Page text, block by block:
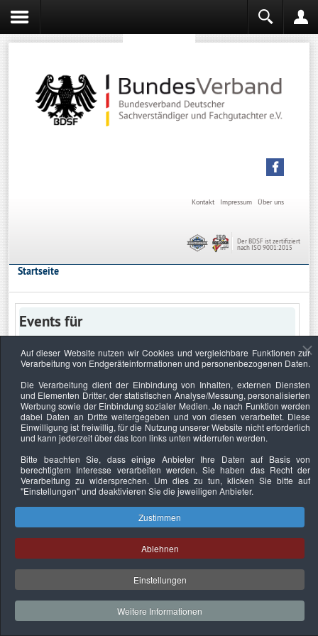
Über uns
Impressum
Kontakt
Der BDSF ist zertifiziert
nach ISO 9001:2015
Startseite
Events für
Keine Termine
Datenschutzerklärung Urheberrechtsnachweise Nachhaltigkeit
Copyright © 2026. Bundesverband Deutscher
Sachverständiger und Fachgutachter e.V..
Auf dieser Website nutzen wir Cookies und vergleichbare Funktionen zur
Verarbeitung von Endgeräteinformationen und personenbezogenen Daten.
Die Verarbeitung dient der Einbindung von Inhalten, externen Diensten
und Elementen Dritter, der statistischen Analyse/Messung, personalisierten
Werbung sowie der Einbindung sozialer Medien. Je nach Funktion werden
dabei Daten an Dritte weitergegeben und von diesen verarbeitet. Diese
Einwilligung ist freiwillig, für die Nutzung unserer Website nicht erforderlich
und kann jederzeit über das Icon links unten widerrufen werden.
Bitte beachten Sie, dass einige Anbieter Ihre Daten auf Basis von
berechtigtem Interesse verarbeiten werden. Sie haben das Recht der
Verarbeitung zu widersprechen. Um dies zu tun, klicken Sie bitte auf
"Einstellungen"und deaktivieren Sie die jeweiligen Anbieter.
Zustimmen
Ablehnen
Einstellungen
Weitere Informationen